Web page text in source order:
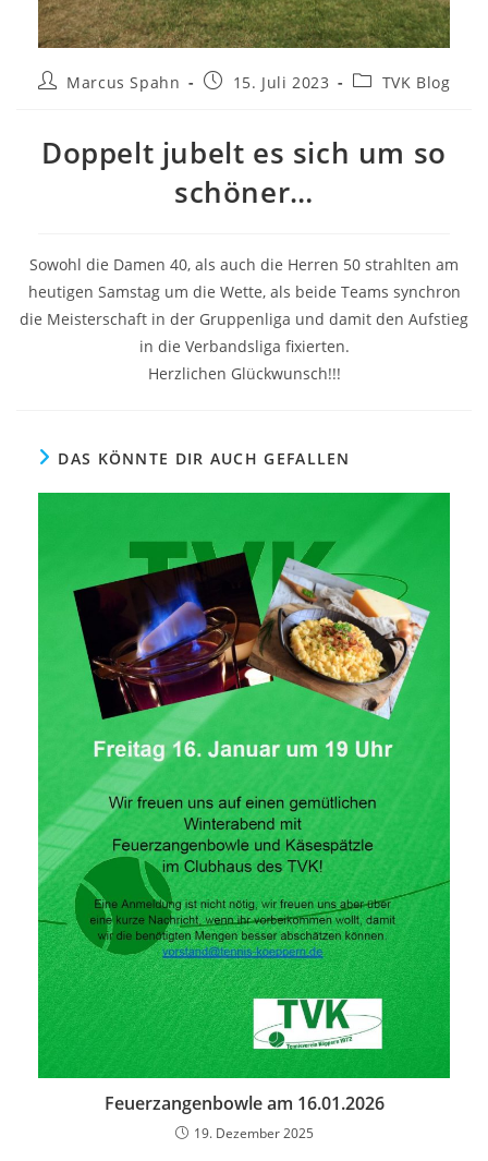
Beitrags-
Marcus Spahn
Beitrag15. Juli 2023
Beitrags-
TVK Blog
Doppelt jubelt es sich um so
schöner…
Sowohl die Damen 40, als auch die Herren 50 strahlten am
heutigen Samstag um die Wette, als beide Teams synchron
die Meisterschaft in der Gruppenliga und damit den Aufstieg
in die Verbandsliga fixierten.
Herzlichen Glückwunsch!!!
DAS KÖNNTE DIR AUCH GEFALLEN
Feuerzangenbowle am 16.01.2026
19. Dezember 2025